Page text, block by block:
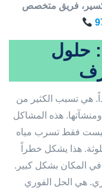
فريق متخصص
حلول
هي تسبب الكثير من
هذه المشاكل
ليست فقط تسرب مياه
هذا يشكل خطراً
في المكان بشكل كبير.
هي الحل الفوري